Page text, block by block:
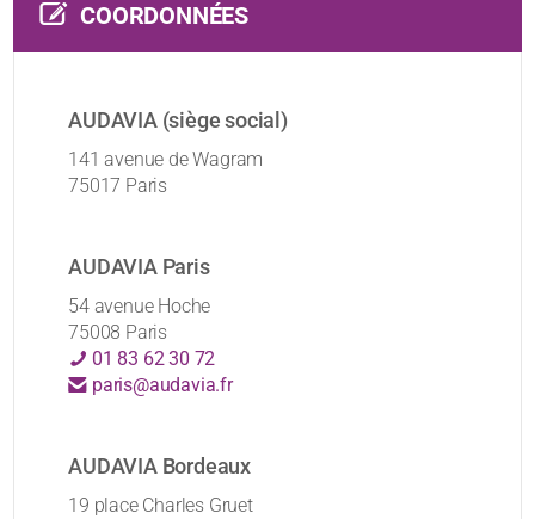
COORDONNÉES
AUDAVIA (siège social)
141 avenue de Wagram
75017 Paris
AUDAVIA Paris
54 avenue Hoche
75008 Paris
01 83 62 30 72
paris@audavia.fr
AUDAVIA Bordeaux
19 place Charles Gruet